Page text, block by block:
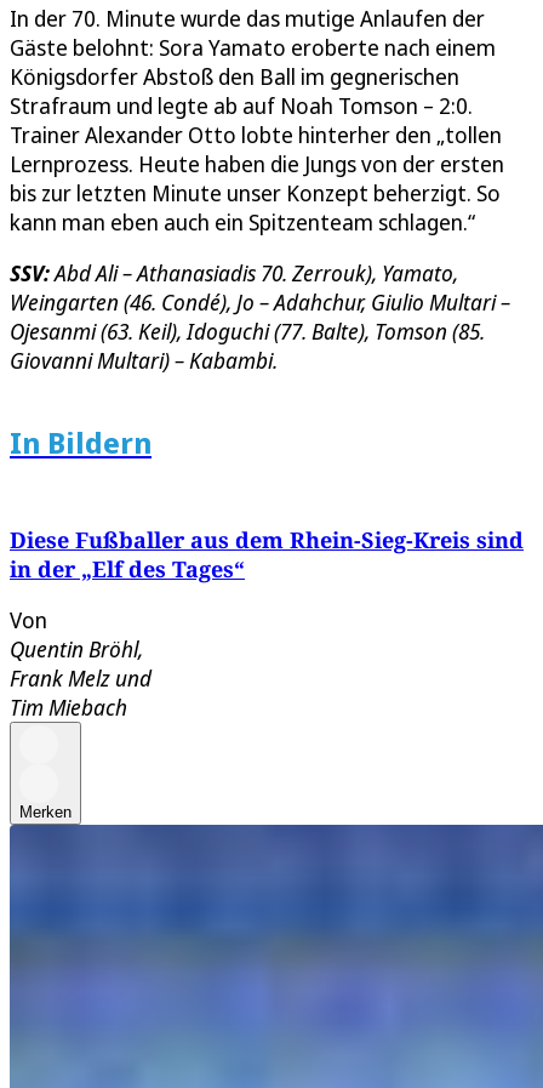
In der 70. Minute wurde das mutige Anlaufen der
Gäste belohnt: Sora Yamato eroberte nach einem
Königsdorfer Abstoß den Ball im gegnerischen
Strafraum und legte ab auf Noah Tomson – 2:0.
Trainer Alexander Otto lobte hinterher den „tollen
Lernprozess. Heute haben die Jungs von der ersten
bis zur letzten Minute unser Konzept beherzigt. So
kann man eben auch ein Spitzenteam schlagen.“
SSV:Abd Ali – Athanasiadis 70. Zerrouk), Yamato,
Weingarten (46. Condé), Jo – Adahchur, Giulio Multari –
Ojesanmi (63. Keil), Idoguchi (77. Balte), Tomson (85.
Giovanni Multari) – Kabambi.
In Bildern
Diese Fußballer aus dem Rhein-Sieg-Kreis sind
in der „Elf des Tages“
Von
Quentin Bröhl,
Frank Melz und
Tim Miebach
Merken